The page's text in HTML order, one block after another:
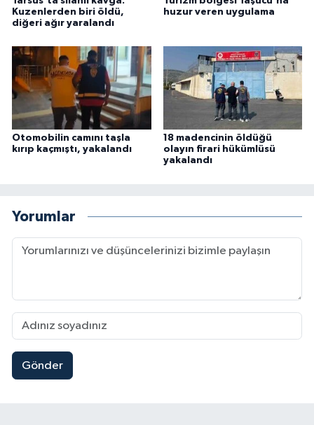
Kuzenlerden biri öldü,
diğeri ağır yaralandı
huzur veren uygulama
Otomobilin camını taşla
kırıp kaçmıştı, yakalandı
18 madencinin öldüğü
olayın firari hükümlüsü
yakalandı
Yorumlar
Gönder